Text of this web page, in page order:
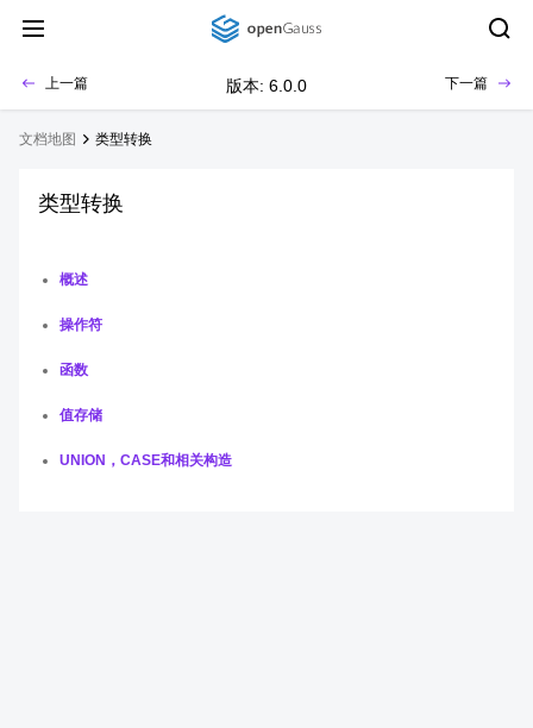
上一篇 版本: 6.0.0 下一篇
文档地图 类型转换
类型转换
概述
操作符
函数
值存储
UNION，CASE和相关构造